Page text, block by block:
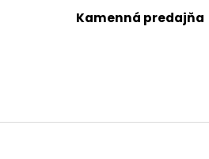
Kamenná predajňa